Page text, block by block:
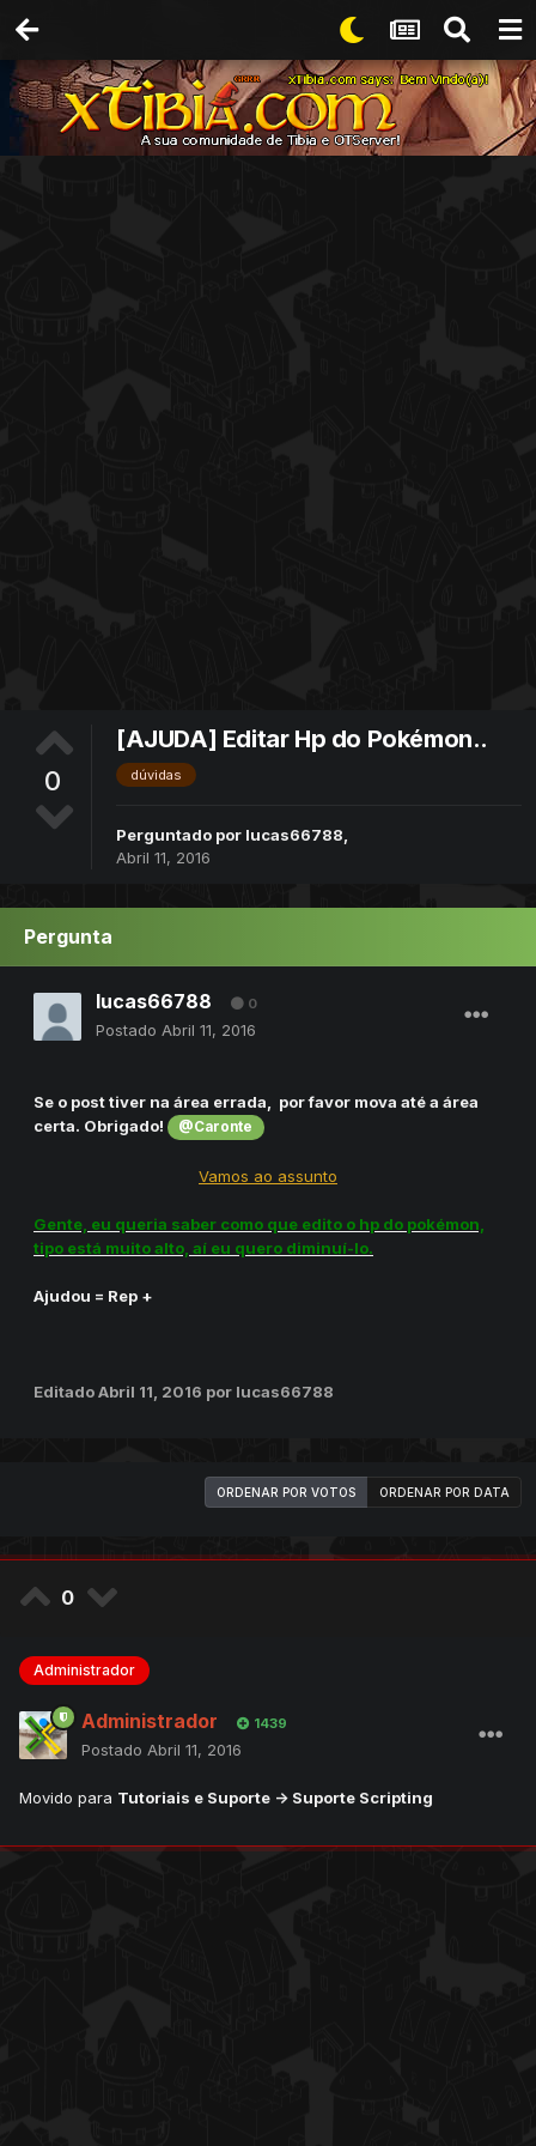
0
[AJUDA] Editar Hp do Pokémon..
dúvidas
Perguntado por lucas66788,
Abril 11, 2016
Pergunta
lucas66788 0
Postado Abril 11, 2016
Se o post tiver na área errada, por favor mova até a área
certa. Obrigado!
@Caronte
Vamos ao assunto
Gente, eu queria saber como que edito o hp do pokémon,
tipo está muito alto, aí eu quero diminuí-lo.
Ajudou = Rep +
EditadoAbril 11, 2016 por lucas66788
ORDENAR POR VOTOS ORDENAR POR DATA
0
Administrador
Administrador 1439
Postado Abril 11, 2016
Movido para Tutoriais e Suporte -> Suporte Scripting